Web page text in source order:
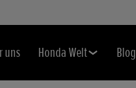
uns Honda Welt Blog